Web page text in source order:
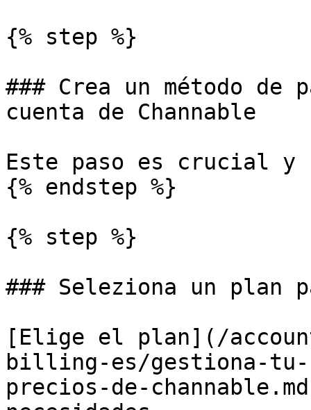
{% step %}
### Crea un método de
cuenta de Channable
Este paso es crucial
{% endstep %}
{% step %}
### Seleziona un plan
[Elige el plan](/
billing-es/gestiona-tu-
precios-de-